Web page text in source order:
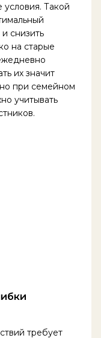
Такой
снизить
на старые
их значит
при семейном
учитывать
требует